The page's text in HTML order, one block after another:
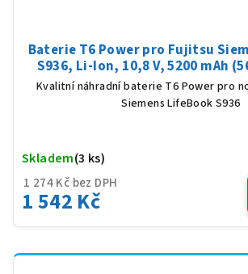
Baterie T6 Power pro Fujitsu
S936, Li-Ion, 10,8 V, 5200 mAh
Kvalitní náhradní baterie T6 Power pro
Siemens LifeBook S936
1 274 Kč bez DPH
1 542 Kč
Skladem(3 ks)